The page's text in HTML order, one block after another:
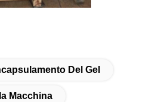
Del Gel
Macchina